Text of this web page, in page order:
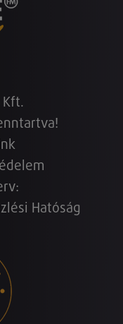
Kft.
Hatóság